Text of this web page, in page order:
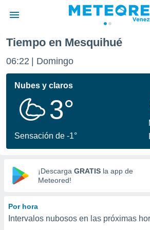
de
ha
calidad.
a este
las
y
digital
basada
Tiempo en Mesquihué
06:22 Domingo
Nubes y claros
3°
Sensación de -1°
¡Descarga GRATIS la app de
Meteored!
Por hora
Intervalos nubosos en las próximas